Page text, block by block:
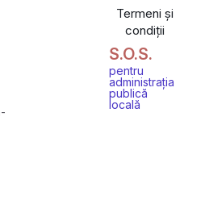
Termeni și
condiții
S.O.S.
pentru
administrația
publică
locală